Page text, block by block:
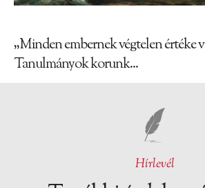
„Minden embernek végtelen értéke
Tanulmányok korunk...
Hírlevél